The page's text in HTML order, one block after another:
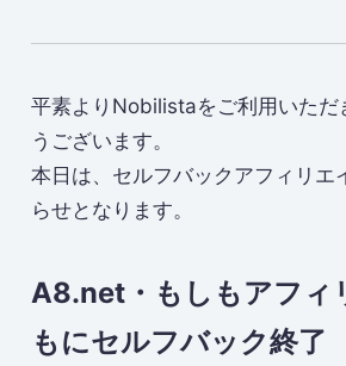
平素よりNobilistaをご利用いただ
うございます。
本日は、セルフバックアフィリエ
らせとなります。
A8.net・もしもアフィ
もにセルフバック終了